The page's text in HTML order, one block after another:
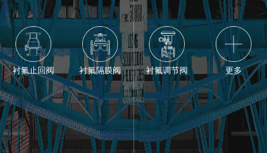
衬氟止回阀 衬氟隔膜阀 衬氟调节阀 更多